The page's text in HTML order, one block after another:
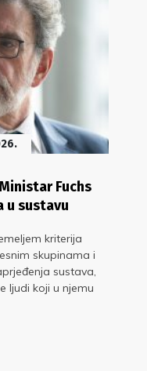
Fuchs
u sustavu
kriterija
skupinama i
sustava,
ljudi koji u njemu